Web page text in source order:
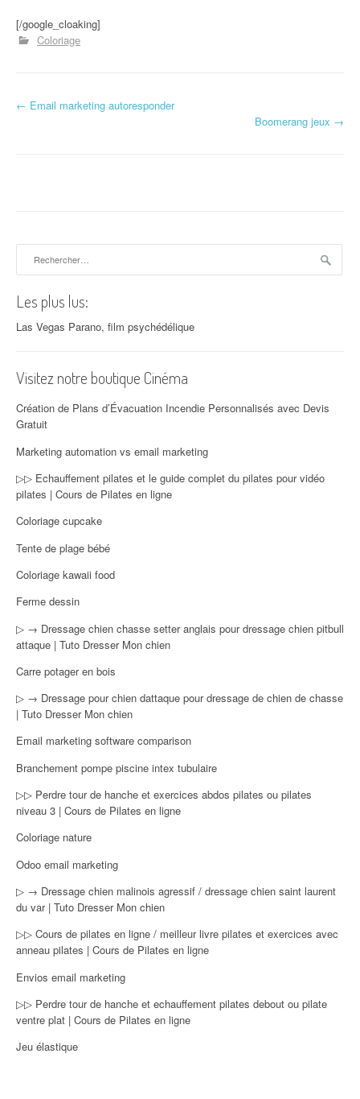
[/google_cloaking]
Coloriage
Navigation d'article
← Email marketing autoresponder
Boomerang jeux →
Les plus lus:
Las Vegas Parano, film psychédélique
Visitez notre boutique Cinéma
Création de Plans d’Évacuation Incendie Personnalisés avec Devis
Gratuit
Marketing automation vs email marketing
▷▷ Echauffement pilates et le guide complet du pilates pour vidéo
pilates | Cours de Pilates en ligne
Coloriage cupcake
Tente de plage bébé
Coloriage kawaii food
Ferme dessin
▷ → Dressage chien chasse setter anglais pour dressage chien pitbull
attaque | Tuto Dresser Mon chien
Carre potager en bois
▷ → Dressage pour chien dattaque pour dressage de chien de chasse
| Tuto Dresser Mon chien
Email marketing software comparison
Branchement pompe piscine intex tubulaire
▷▷ Perdre tour de hanche et exercices abdos pilates ou pilates
niveau 3 | Cours de Pilates en ligne
Coloriage nature
Odoo email marketing
▷ → Dressage chien malinois agressif / dressage chien saint laurent
du var | Tuto Dresser Mon chien
▷▷ Cours de pilates en ligne / meilleur livre pilates et exercices avec
anneau pilates | Cours de Pilates en ligne
Envios email marketing
▷▷ Perdre tour de hanche et echauffement pilates debout ou pilate
ventre plat | Cours de Pilates en ligne
Jeu élastique